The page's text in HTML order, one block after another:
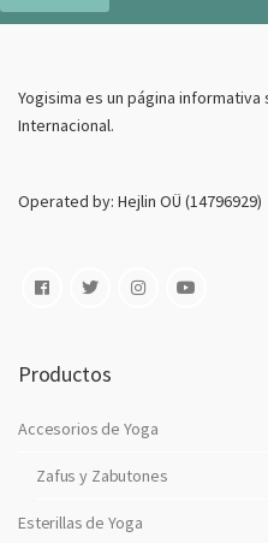
e
Yogisima es un página informativa
Internacional.
Operated by: Hejlin OÜ (14796929)
Productos
Accesorios de Yoga
Zafus y Zabutones
Esterillas de Yoga